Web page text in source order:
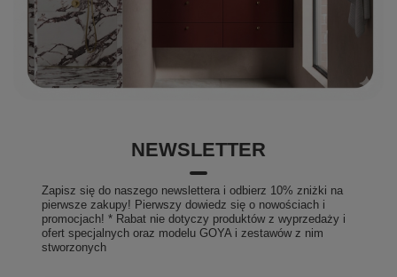
NEWSLETTER
Zapisz się do naszego newslettera i odbierz 10% zniżki na
pierwsze zakupy! Pierwszy dowiedz się o nowościach i
promocjach! * Rabat nie dotyczy produktów z wyprzedaży i
ofert specjalnych oraz modelu GOYA i zestawów z nim
stworzonych